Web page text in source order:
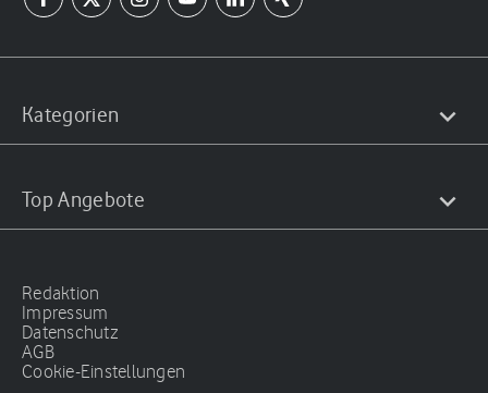
Kategorien
Top Angebote
Redaktion
Impressum
Datenschutz
AGB
Cookie-Einstellungen